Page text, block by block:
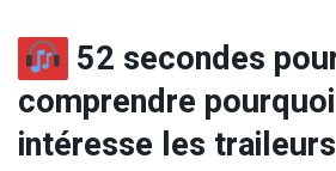
52 secondes
comprendre
intéresse les traileurs